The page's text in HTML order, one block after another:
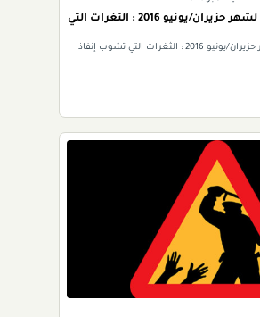
تقرير الرصد السياسيّ لشهر حزيران/يونيو 2016 : الثغرات التي
تقرير الرصد السياسيّ لشهر حزيران/يونيو 2016 : الثغرات التي تشوب إنفاذ